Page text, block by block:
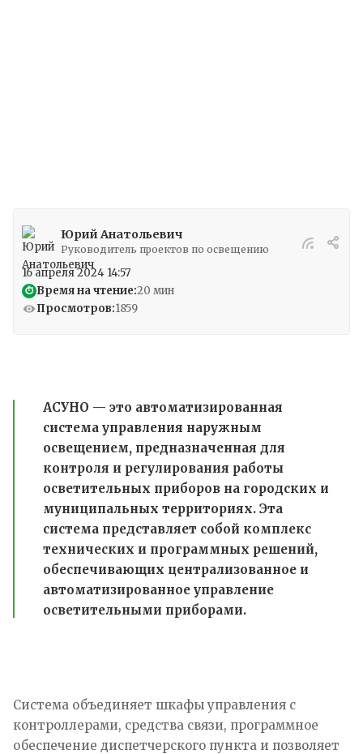
Юрий Анатольевич
Руководитель проектов по освещению
16 апреля 2024 14:57
⏱ Время на чтение:20 мин
Просмотров:1859
АСУНО — это автоматизированная
система управления наружным
освещением, предназначенная для
контроля и регулирования работы
осветительных приборов на городских и
муниципальных территориях. Эта
система представляет собой комплекс
технических и программных решений,
обеспечивающих централизованное и
автоматизированное управление
осветительными приборами.
Система объединяет шкафы управления с
контроллерами, средства связи, программное
обеспечение диспетчерского пункта и позволяет